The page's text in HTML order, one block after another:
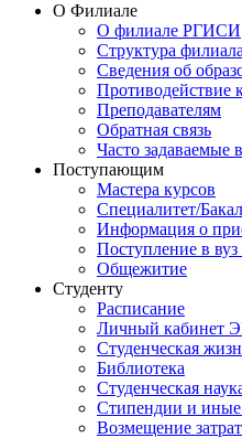
О Филиале
О филиале РГИСИ
Структура филиала
Сведения об
Противодействие
Преподавателям
Обратная связь
Часто задаваемые
Поступающим
Мастера курсов
Специалитет/
Информация о
Поступление в
Общежитие
Студенту
Расписание
Личный кабинет
Студенческая
Библиотека
Студенческая
Стипендии и
Возмещение